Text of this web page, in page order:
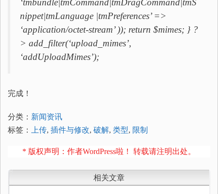
‘tmbundle|tmCommand|tmDragCommand|tmS
nippet|tmLanguage |tmPreferences’ =>
‘application/octet-stream’ )); return $mimes; } ?
> add_filter(‘upload_mimes’,
‘addUploadMimes’);
完成！
分类： 新闻资讯
标签：
上传, 插件与修改, 破解, 类型, 限制
* 版权声明：作者WordPress啦！ 转载请注明出处。
相关文章